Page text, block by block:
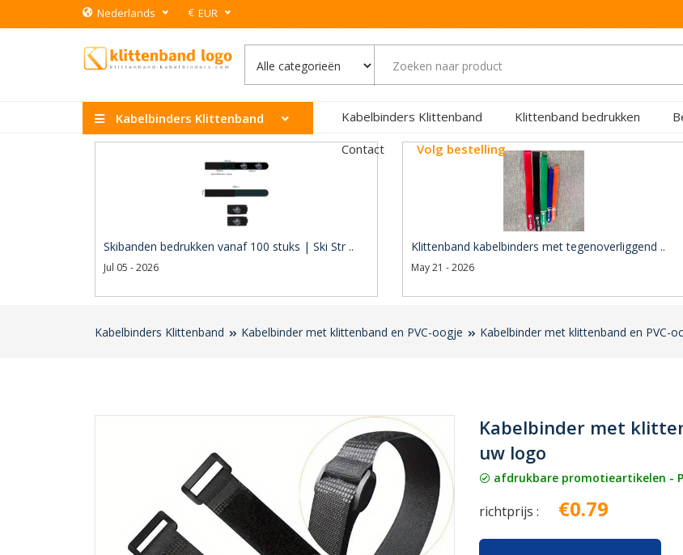
Nederlands € EUR
Kabelbinders Klittenband Kabelbinders Klittenband Klittenband bedrukken
Contact
Volg bestelling
Skibanden bedrukken vanaf 100 stuks | Ski Str ..
Jul 05 - 2026
Klittenband kabelbinders met tegenoverliggend ..
May 21 - 2026
Kabelbinders Klittenband Kabelbinder met klittenband en PVC-oogje Kabelbinder met klittenband en PVC-
Kabelbinder met
uw logo
afdrukbare promotieartikelen -
richtprijs : €0.79